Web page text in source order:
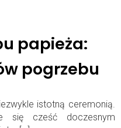
papieża:
pogrzebu
istotną ceremonią.
się cześć doczesnym